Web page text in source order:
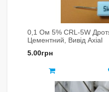
0,1 Ом 5% CRL-5W
Цементний, Вивід Axial
5.00грн